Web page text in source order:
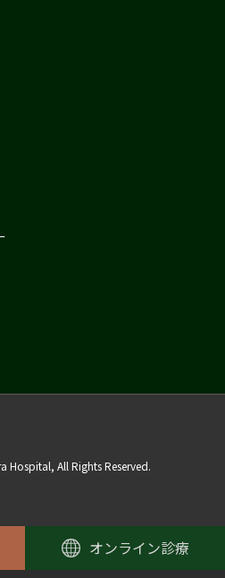
Hospital, All Rights Reserved.
オンライン診療